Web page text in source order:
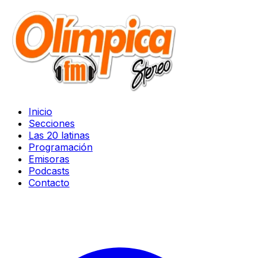
Inicio
Secciones
Las 20 latinas
Programación
Emisoras
Podcasts
Contacto